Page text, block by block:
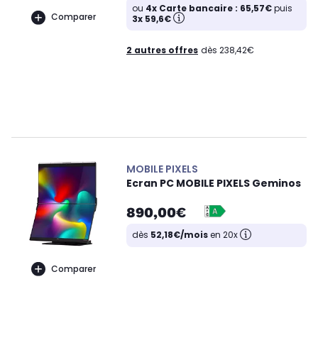
Comparer
ou 4x Carte bancaire : 65,57€puis
3x 59,6€
2 autres offres dès 238,42€
Comparer
MOBILE PIXELS
Ecran PC MOBILE PIXELS Geminos
890,00€
dès 52,18€/moisen 20x